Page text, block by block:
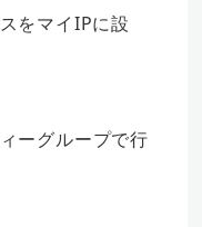
をマイIPに設
ーグループで行